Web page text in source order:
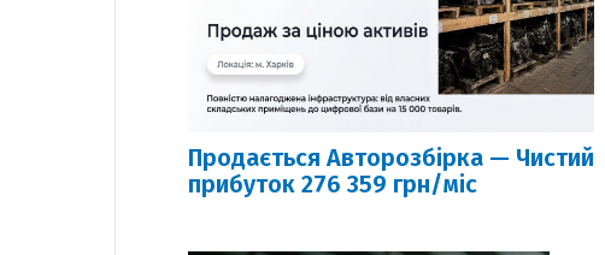
Продається Авторозбірка — Чистий
прибуток 276 359 грн/міс